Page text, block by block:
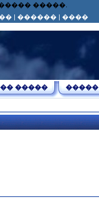
�����.
| ������ | ����
����� �����